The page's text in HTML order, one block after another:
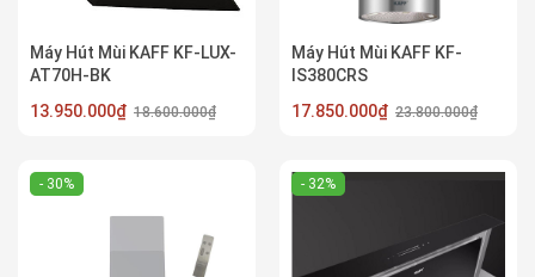
Máy Hút Mùi KAFF KF-LUX-
AT70H-BK
13.950.000₫ 18.600.000₫
Máy Hút Mùi KAFF KF-
IS380CRS
17.850.000₫ 23.800.000₫
- 30% - 32%